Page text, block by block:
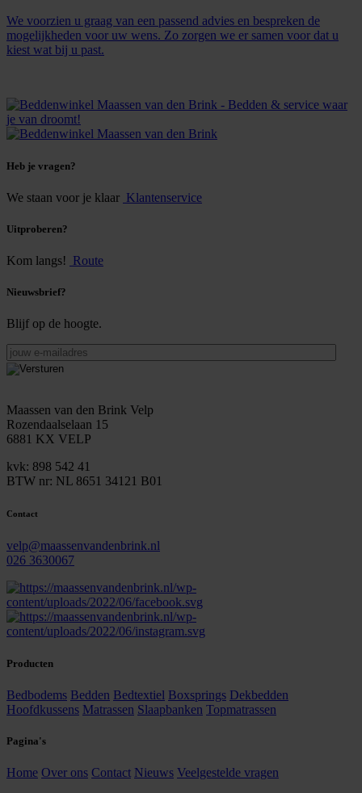
We voorzien u graag van een passend advies en bespreken de
mogelijkheden voor uw wens. Zo zorgen we er samen voor dat u
kiest wat bij u past.
Heb je vragen?
We staan voor je klaar Klantenservice
Uitproberen?
Kom langs! Route
Nieuwsbrief?
Blijf op de hoogte.
jouw
e-
mailadres
Maassen van den Brink Velp
Rozendaalselaan 15
6881 KX VELP
kvk: 898 542 41
BTW nr: NL 8651 34121 B01
Contact
velp@maassenvandenbrink.nl
026 3630067
Producten
Bedbodems Bedden Bedtextiel Boxsprings Dekbedden
Hoofdkussens Matrassen Slaapbanken Topmatrassen
Pagina's
Home Over ons Contact Nieuws Veelgestelde vragen